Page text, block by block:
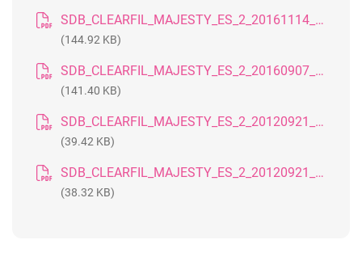
SDB_CLEARFIL_MAJESTY_ES_2_20161114_DE
(144.92 KB)
SDB_CLEARFIL_MAJESTY_ES_2_20160907_GB
(141.40 KB)
SDB_CLEARFIL_MAJESTY_ES_2_20120921_DE
(39.42 KB)
SDB_CLEARFIL_MAJESTY_ES_2_20120921_GB
(38.32 KB)